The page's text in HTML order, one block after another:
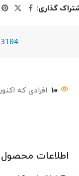
گذاری:
10 افرادی که
اطلاعات محصول